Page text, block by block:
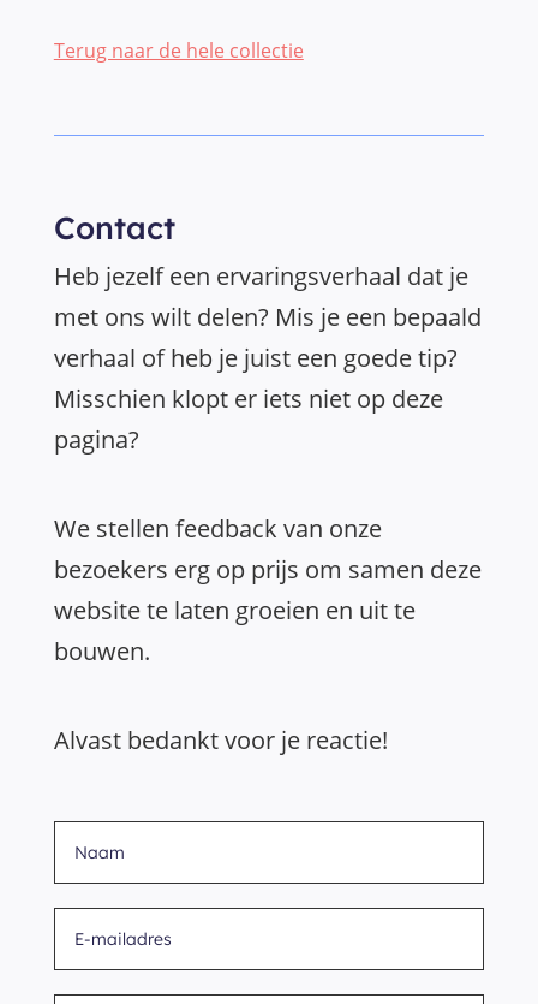
Terug naar de hele collectie
Contact
Heb jezelf een ervaringsverhaal dat je
met ons wilt delen? Mis je een bepaald
verhaal of heb je juist een goede tip?
Misschien klopt er iets niet op deze
pagina?
We stellen feedback van onze
bezoekers erg op prijs om samen deze
website te laten groeien en uit te
bouwen.
Alvast bedankt voor je reactie!